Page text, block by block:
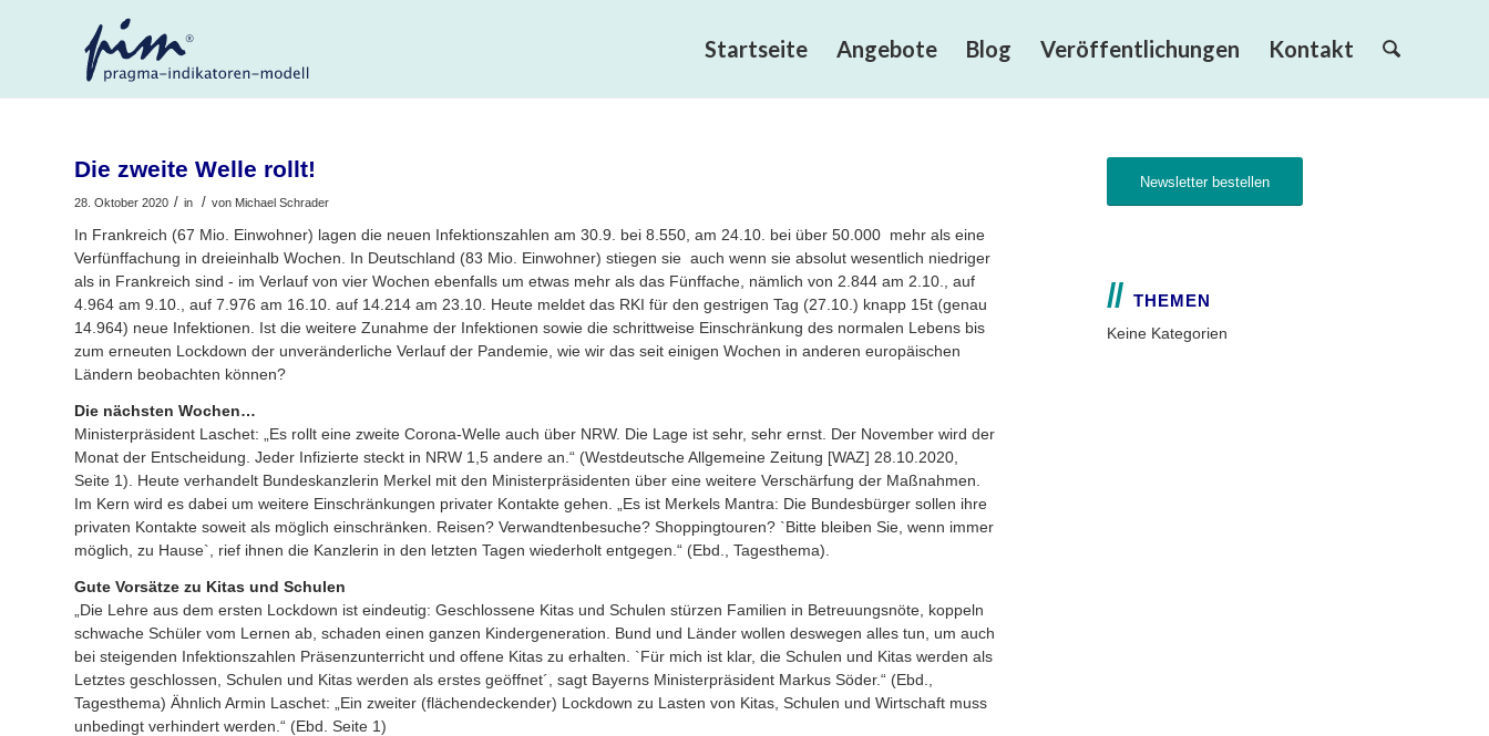
Startseite Angebote Blog Veröffentlichungen Kontakt
Die zweite Welle rollt!
28. Oktober 2020 / in / von Michael Schrader
In Frankreich (67 Mio. Einwohner) lagen die neuen Infektionszahlen am 30.9. bei 8.550, am 24.10. bei über 50.000  mehr als eine
Verfünffachung in dreieinhalb Wochen. In Deutschland (83 Mio. Einwohner) stiegen sie  auch wenn sie absolut wesentlich niedriger
als in Frankreich sind - im Verlauf von vier Wochen ebenfalls um etwas mehr als das Fünffache, nämlich von 2.844 am 2.10., auf
4.964 am 9.10., auf 7.976 am 16.10. auf 14.214 am 23.10. Heute meldet das RKI für den gestrigen Tag (27.10.) knapp 15t (genau
14.964) neue Infektionen. Ist die weitere Zunahme der Infektionen sowie die schrittweise Einschränkung des normalen Lebens bis
zum erneuten Lockdown der unveränderliche Verlauf der Pandemie, wie wir das seit einigen Wochen in anderen europäischen
Ländern beobachten können?
Die nächsten Wochen…
Ministerpräsident Laschet: „Es rollt eine zweite Corona-Welle auch über NRW. Die Lage ist sehr, sehr ernst. Der November wird der
Monat der Entscheidung. Jeder Infizierte steckt in NRW 1,5 andere an.“ (Westdeutsche Allgemeine Zeitung [WAZ] 28.10.2020,
Seite 1). Heute verhandelt Bundeskanzlerin Merkel mit den Ministerpräsidenten über eine weitere Verschärfung der Maßnahmen.
Im Kern wird es dabei um weitere Einschränkungen privater Kontakte gehen. „Es ist Merkels Mantra: Die Bundesbürger sollen ihre
privaten Kontakte soweit als möglich einschränken. Reisen? Verwandtenbesuche? Shoppingtouren? `Bitte bleiben Sie, wenn immer
möglich, zu Hause`, rief ihnen die Kanzlerin in den letzten Tagen wiederholt entgegen.“ (Ebd., Tagesthema).
Gute Vorsätze zu Kitas und Schulen
„Die Lehre aus dem ersten Lockdown ist eindeutig: Geschlossene Kitas und Schulen stürzen Familien in Betreuungsnöte, koppeln
schwache Schüler vom Lernen ab, schaden einen ganzen Kindergeneration. Bund und Länder wollen deswegen alles tun, um auch
bei steigenden Infektionszahlen Präsenzunterricht und offene Kitas zu erhalten. `Für mich ist klar, die Schulen und Kitas werden als
Letztes geschlossen, Schulen und Kitas werden als erstes geöffnet´, sagt Bayerns Ministerpräsident Markus Söder.“ (Ebd.,
Tagesthema) Ähnlich Armin Laschet: „Ein zweiter (flächendeckender) Lockdown zu Lasten von Kitas, Schulen und Wirtschaft muss
unbedingt verhindert werden.“ (Ebd. Seite 1)
Newsletter bestellen
THEMEN
Keine Kategorien